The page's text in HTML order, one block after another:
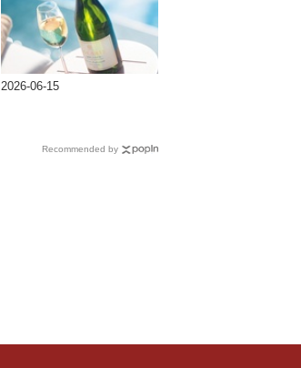
2026-06-15
Recommended by